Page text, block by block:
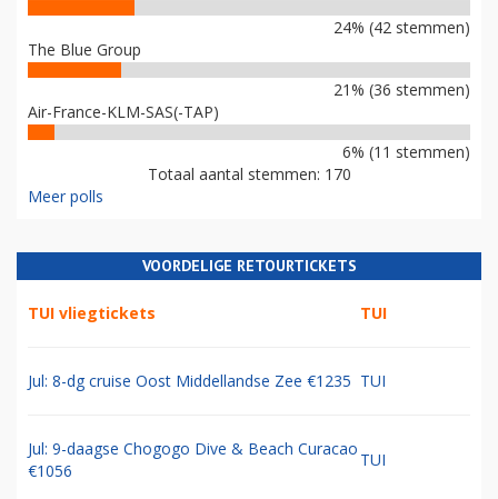
24% (42 stemmen)
The Blue Group
21% (36 stemmen)
Air-France-KLM-SAS(-TAP)
6% (11 stemmen)
Totaal aantal stemmen: 170
Meer polls
VOORDELIGE RETOURTICKETS
TUI vliegtickets TUI
Jul: 8-dg cruise Oost Middellandse Zee €1235 TUI
Jul: 9-daagse Chogogo Dive & Beach Curacao
€1056
TUI